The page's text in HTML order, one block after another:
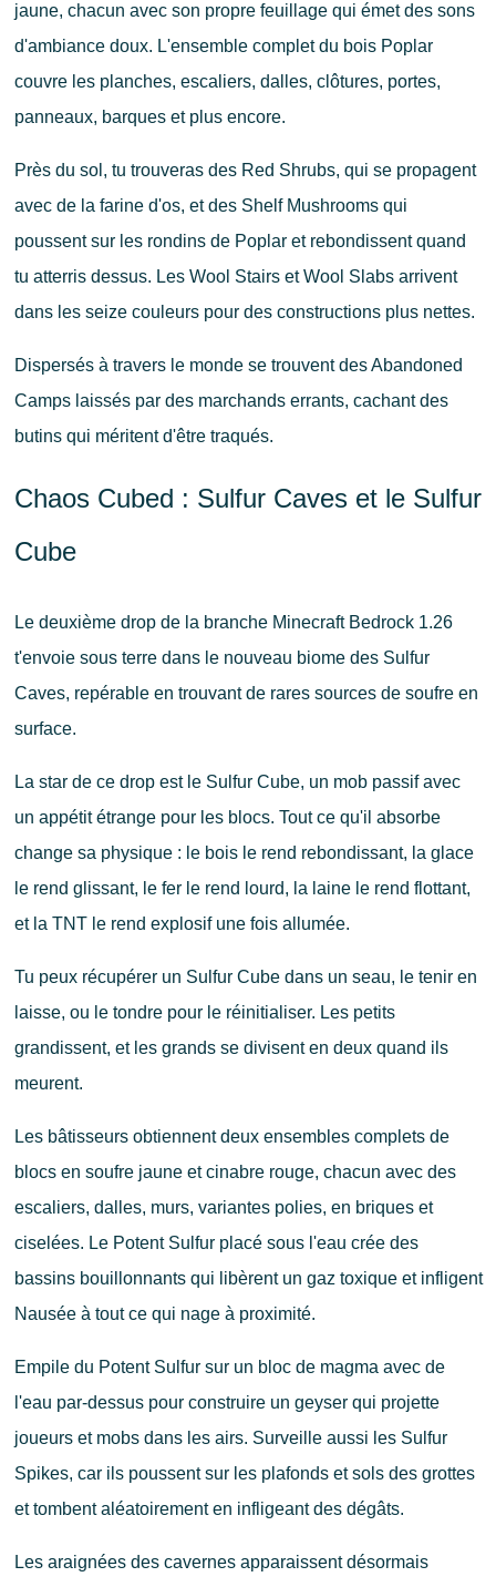
jaune, chacun avec son propre feuillage qui émet des sons
d'ambiance doux. L'ensemble complet du bois Poplar
couvre les planches, escaliers, dalles, clôtures, portes,
panneaux, barques et plus encore.
Près du sol, tu trouveras des Red Shrubs, qui se propagent
avec de la farine d'os, et des Shelf Mushrooms qui
poussent sur les rondins de Poplar et rebondissent quand
tu atterris dessus. Les Wool Stairs et Wool Slabs arrivent
dans les seize couleurs pour des constructions plus nettes.
Dispersés à travers le monde se trouvent des Abandoned
Camps laissés par des marchands errants, cachant des
butins qui méritent d'être traqués.
Chaos Cubed : Sulfur Caves et le Sulfur
Cube
Le deuxième drop de la branche Minecraft Bedrock 1.26
t'envoie sous terre dans le nouveau biome des Sulfur
Caves, repérable en trouvant de rares sources de soufre en
surface.
La star de ce drop est le Sulfur Cube, un mob passif avec
un appétit étrange pour les blocs. Tout ce qu'il absorbe
change sa physique : le bois le rend rebondissant, la glace
le rend glissant, le fer le rend lourd, la laine le rend flottant,
et la TNT le rend explosif une fois allumée.
Tu peux récupérer un Sulfur Cube dans un seau, le tenir en
laisse, ou le tondre pour le réinitialiser. Les petits
grandissent, et les grands se divisent en deux quand ils
meurent.
Les bâtisseurs obtiennent deux ensembles complets de
blocs en soufre jaune et cinabre rouge, chacun avec des
escaliers, dalles, murs, variantes polies, en briques et
ciselées. Le Potent Sulfur placé sous l'eau crée des
bassins bouillonnants qui libèrent un gaz toxique et infligent
Nausée à tout ce qui nage à proximité.
Empile du Potent Sulfur sur un bloc de magma avec de
l'eau par-dessus pour construire un geyser qui projette
joueurs et mobs dans les airs. Surveille aussi les Sulfur
Spikes, car ils poussent sur les plafonds et sols des grottes
et tombent aléatoirement en infligeant des dégâts.
Les araignées des cavernes apparaissent désormais